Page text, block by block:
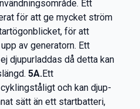
Ett
för att ge mycket ström
för att
av generatorn. Ett
djupurladdas då detta kan
5A.Ett
och kan djup-
sätt än ett startbatteri,